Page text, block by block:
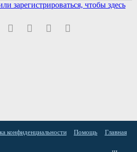
зарегистрироваться, чтобы здесь
Twitter PinterestWhatsAppЭлектронная почта
конфиденциальности Помощь Главная